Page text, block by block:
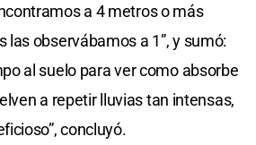
a 4 metros o más
las observábamos a 1”, y sumó:
al suelo para ver como absorbe
a repetir lluvias tan intensas,
concluyó.